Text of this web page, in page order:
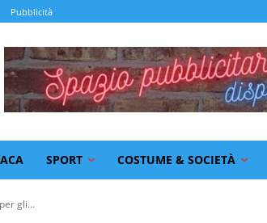
Pubblicità
SPORT COSTUME & SOCIETÀ
gli...